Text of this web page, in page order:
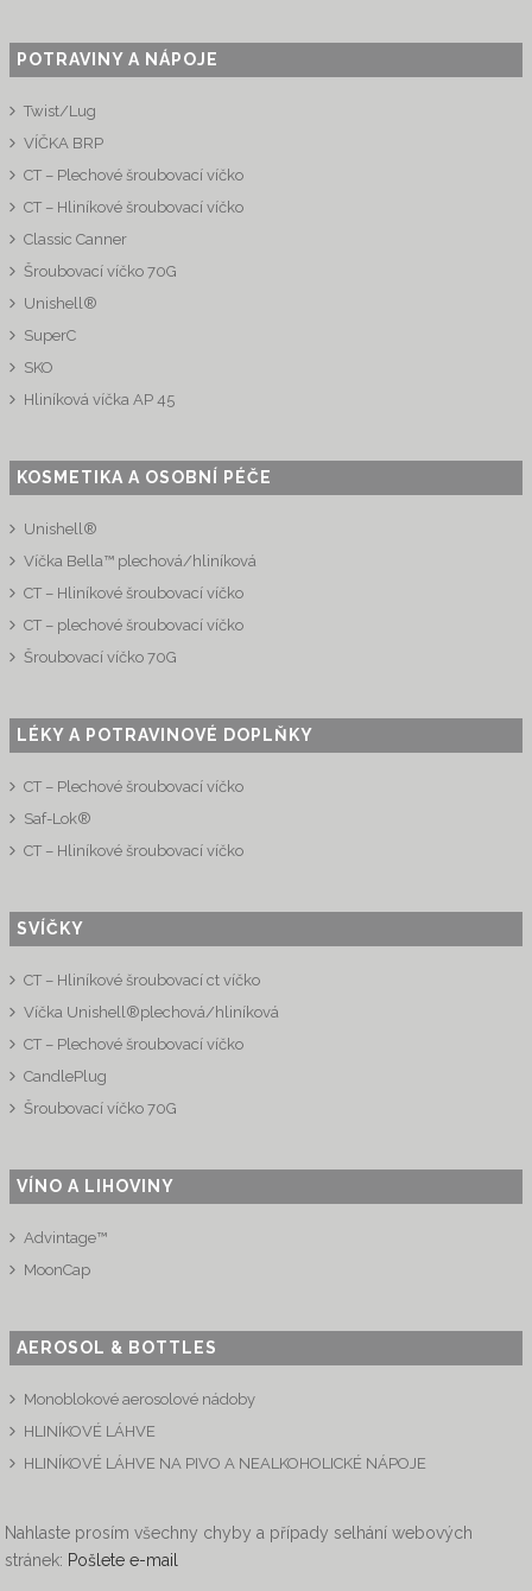
POTRAVINY A NÁPOJE
Twist/Lug
VÍČKA BRP
CT – Plechové šroubovací víčko
CT – Hliníkové šroubovací víčko
Classic Canner
Šroubovací víčko 70G
Unishell®
SuperC
SKO
Hliníková víčka AP 45
KOSMETIKA A OSOBNÍ PÉČE
Unishell®
Víčka Bella™ plechová/hliníková
CT – Hliníkové šroubovací víčko
CT – plechové šroubovací víčko
Šroubovací víčko 70G
LÉKY A POTRAVINOVÉ DOPLŇKY
CT – Plechové šroubovací víčko
Saf-Lok®
CT – Hliníkové šroubovací víčko
SVÍČKY
CT – Hliníkové šroubovací ct víčko
Víčka Unishell®plechová/hliníková
CT – Plechové šroubovací víčko
CandlePlug
Šroubovací víčko 70G
VÍNO A LIHOVINY
Advintage™
MoonCap
AEROSOL & BOTTLES
Monoblokové aerosolové nádoby
HLINÍKOVÉ LÁHVE
HLINÍKOVÉ LÁHVE NA PIVO A NEALKOHOLICKÉ NÁPOJE
Nahlaste prosím všechny chyby a případy selhání webových
stránek: Pošlete e-mail